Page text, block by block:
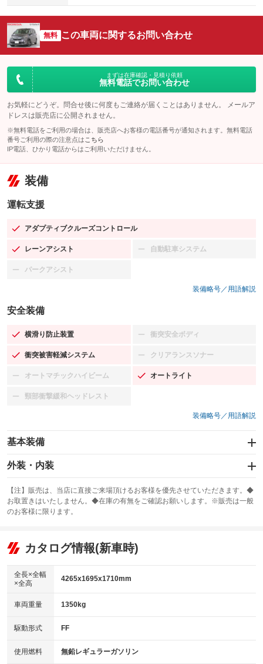
無料 この車両に関するお問い合わせ
まずは在庫確認・見積り依頼
無料電話でお問い合わせ
お気軽にどうぞ。問合せ後に何度もご連絡が届くことはありません。 メールア
ドレスは販売店に公開されません。
※無料電話をご利用の場合は、販売店へお客様の電話番号が通知されます。無料電話
番号ご利用の際の注意点は こちら
IP電話、ひかり電話からはご利用いただけません。
装備
運転支援
アダプティブクルーズコントロール
：装備あり
レーンアシスト
：装備あり 自動駐車システム
：装備なし
パークアシスト
：装備なし
装備略号／用語解説
安全装備
横滑り防止装置
：装備あり 衝突安全ボディ
：装備なし
衝突被害軽減システム
：装備あり クリアランスソナー
：装備なし
オートマチックハイビーム
：装備なし オートライト
：装備あり
頸部衝撃緩和ヘッドレスト
：装備なし
装備略号／用語解説
基本装備
エアバッグ：運転席/助手席
：装備あり
：装備あり
サンルーフ
：装備なし ABS
リフトアップ
：装備なし
：装備なし
パワーウィンドウ
アイドリングストップ
：装備あり
USB入力端子
：装備なし
100V電源
：装備なし
外装・内装
カーナビ：メモリーナビ他
：装備あり
TV：フルセグ
：装備あり
ビジュアル：-／DVD再生
：装備あり
アルミホイール：アルミホイール
：装備あり
HID(キセノンライト)
バックカメラ
【注】販売は、当店に直接ご来場頂けるお客様を優先させていただきます。◆
お取置きはいたしません。◆在庫の有無をご確認お願いします。※販売は一般
のお客様に限ります。
カタログ情報(新車時)
全長×全幅
×全高
4265x1695x1710mm
車両重量 1350kg
駆動形式 FF
使用燃料 無鉛レギュラーガソリン